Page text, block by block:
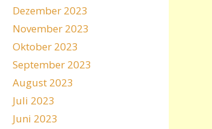
Dezember 2023
November 2023
Oktober 2023
September 2023
August 2023
Juli 2023
Juni 2023